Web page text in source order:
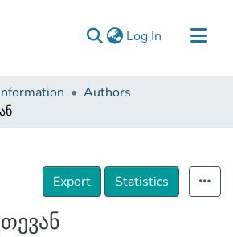
Log In (current)
Authors
Export Statistics